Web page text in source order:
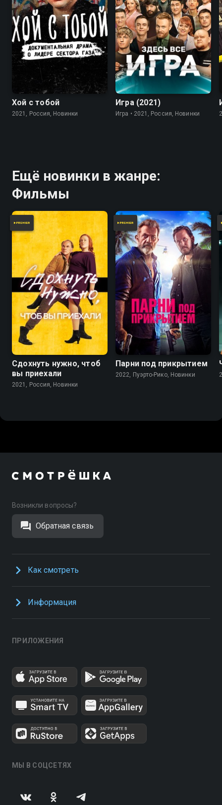
Хой с тобой
2021, Россия, Новинки
7.8
Игра (2021)
Игра • 2021, Россия, Новинки
Ещё новинки в жанре:
Фильмы
Сдохнуть нужно, чтоб
вы приехали
2021, Россия, Новинки
Парни под прикрытием
2022, Пуэрто-Рико, Новинки
Возникли вопросы?
Обратная связь
Как смотреть
Информация
ПРИЛОЖЕНИЯ
МЫ В СОЦСЕТЯХ